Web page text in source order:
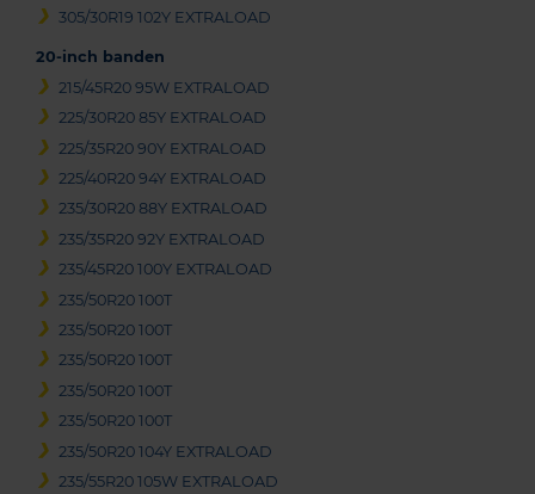
305/30R19 102Y EXTRALOAD
20-inch banden
215/45R20 95W EXTRALOAD
225/30R20 85Y EXTRALOAD
225/35R20 90Y EXTRALOAD
225/40R20 94Y EXTRALOAD
235/30R20 88Y EXTRALOAD
235/35R20 92Y EXTRALOAD
235/45R20 100Y EXTRALOAD
235/50R20 100T
235/50R20 100T
235/50R20 100T
235/50R20 100T
235/50R20 100T
235/50R20 104Y EXTRALOAD
235/55R20 105W EXTRALOAD